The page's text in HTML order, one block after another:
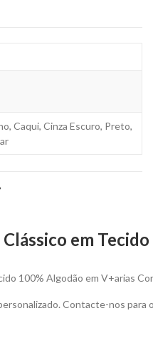
Caqui, Cinza Escuro, Preto,
em
100% Algodão em V+arias
Contacte-nos